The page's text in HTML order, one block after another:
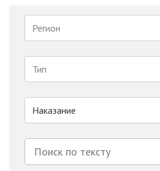
Регион
Тип
Наказание